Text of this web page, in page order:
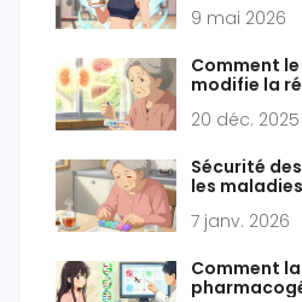
alarmes
9 mai 2026
Comment
modifie la
20 déc. 2025
Sécurité
les
long terme
7 janv. 2026
Comment la